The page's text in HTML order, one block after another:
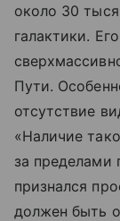
около 30
галактики.
Пути.
отсутствие
«Наличие
за пределами
признался
должен быть